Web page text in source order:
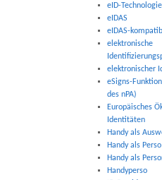
eID-Technologie
eIDAS
eIDAS-
elektronische
elektronischer
eSigns-
des nPA)
Europäisches
Identitäten
Handy als
Handy als Perso
Handy als
Handyperso